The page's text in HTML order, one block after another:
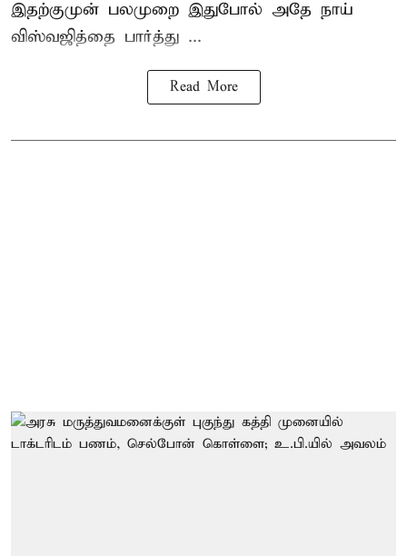
இதற்குமுன் பலமுறை இதுபோல் அதே நாய்
விஸ்வஜித்தை பார்த்து ...
Read More